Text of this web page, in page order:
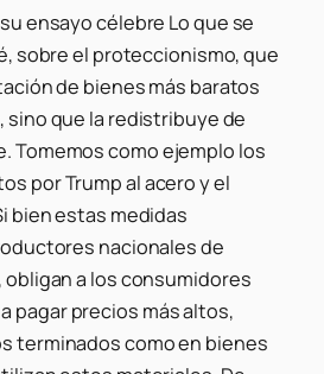
ensayo célebre Lo que se
sobre el proteccionismo, que
de bienes más baratos
sino que la redistribuye de
Tomemos como ejemplo los
por Trump al acero y el
bien estas medidas
nacionales de
a los consumidores
pagar precios más altos,
terminados como en bienes